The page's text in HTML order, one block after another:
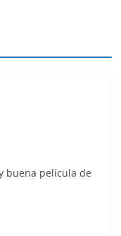
buena película de